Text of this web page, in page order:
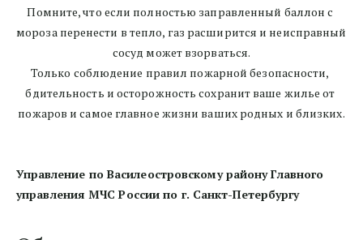
Помните, что если полностью заправленный баллон с
мороза перенести в тепло, газ расширится и неисправный
сосуд может взорваться.
Только соблюдение правил пожарной безопасности,
бдительность и осторожность сохранит ваше жилье от
пожаров и самое главное жизни ваших родных и близких.
Управление по Василеостровскому району Главного
управления МЧС России по г. Санкт-Петербургу